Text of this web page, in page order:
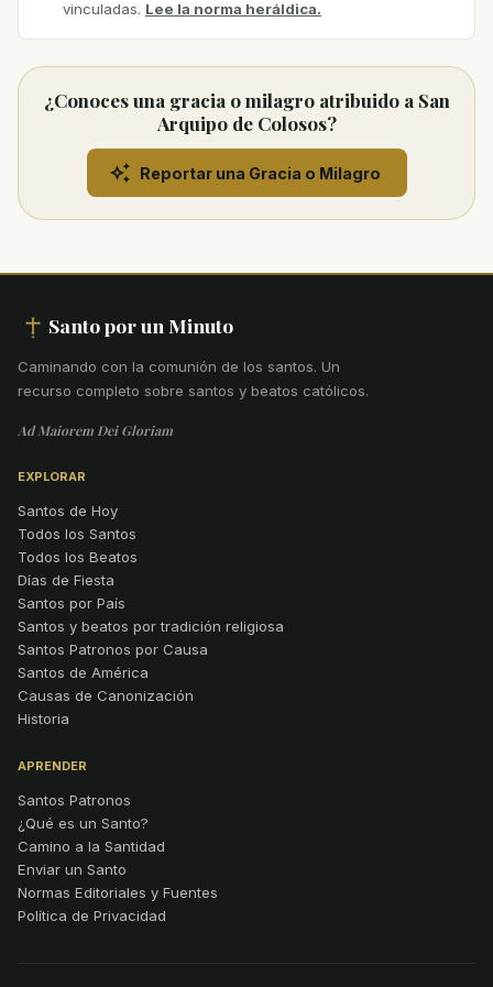
vinculadas. Lee la norma heráldica.
¿Conoces una gracia o milagro atribuido a San
Arquipo de Colosos?
Reportar una Gracia o Milagro
Santo por un Minuto
Caminando con la comunión de los santos. Un
recurso completo sobre santos y beatos católicos.
Ad Maiorem Dei Gloriam
EXPLORAR
Santos de Hoy
Todos los Santos
Todos los Beatos
Días de Fiesta
Santos por País
Santos y beatos por tradición religiosa
Santos Patronos por Causa
Santos de América
Causas de Canonización
Historia
APRENDER
Santos Patronos
¿Qué es un Santo?
Camino a la Santidad
Enviar un Santo
Normas Editoriales y Fuentes
Política de Privacidad